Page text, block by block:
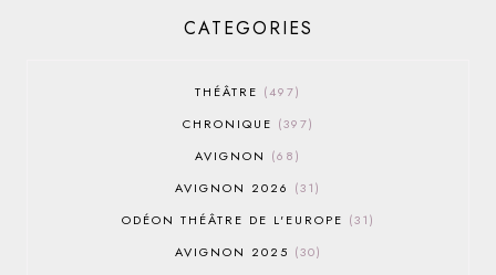
CATEGORIES
THÉÂTRE
497
CHRONIQUE
397
AVIGNON
68
AVIGNON 2026
31
ODÉON THÉÂTRE DE L'EUROPE
31
AVIGNON 2025
30